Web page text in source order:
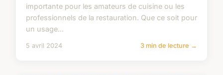
importante pour les amateurs de cuisine ou les
professionnels de la restauration. Que ce soit pour
un usage...
5 avril 2024 3 min de lecture →